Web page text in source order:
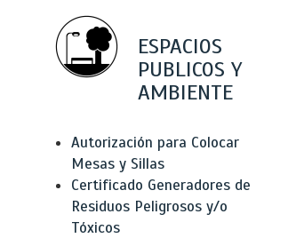
ESPACIOS
PUBLICOS Y
AMBIENTE
Autorización para Colocar
Mesas y Sillas
Certificado Generadores de
Residuos Peligrosos y/o
Tóxicos